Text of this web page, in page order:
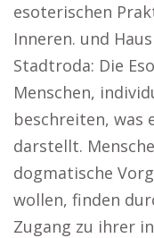
esoterischen
Inneren. und
Stadtroda: Die
Menschen,
beschreiten, was
darstellt.
dogmatische
wollen, finden
Zugang zu ihrer